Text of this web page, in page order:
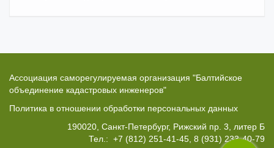
Ассоциация саморегулируемая организация "Балтийское
объединение кадастровых инженеров"
Политика в отношении обработки персональных данных
190020 , Санкт-Петербург, Рижский пр. 3, литер Б
Тел.: +7 (812) 251-41-45, 8 (931) 233-40-79